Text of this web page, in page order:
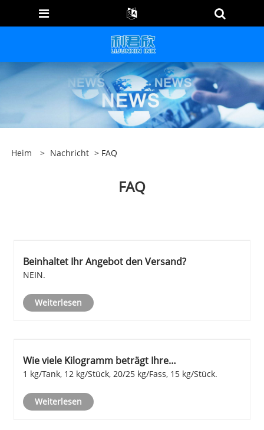
Heim > Nachricht > FAQ
FAQ
Beinhaltet Ihr Angebot den Versand?
NEIN.
Weiterlesen
Wie viele Kilogramm beträgt Ihre
Verpackungsspezifikation für 1 Stück?
1 kg/Tank, 12 kg/Stück, 20/25 kg/Fass, 15 kg/Stück.
Weiterlesen